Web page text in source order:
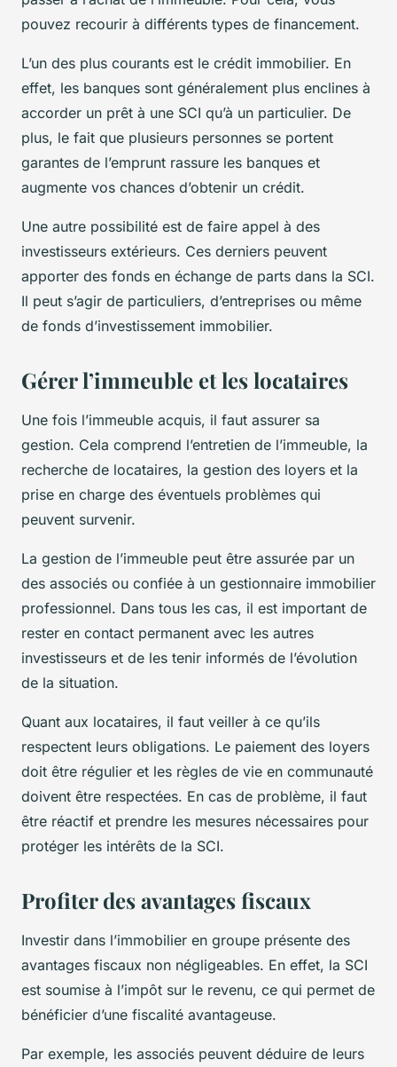
pouvez recourir à différents types de financement.
L’un des plus courants est le crédit immobilier. En
effet, les banques sont généralement plus enclines à
accorder un prêt à une SCI qu’à un particulier. De
plus, le fait que plusieurs personnes se portent
garantes de l’emprunt rassure les banques et
augmente vos chances d’obtenir un crédit.
Une autre possibilité est de faire appel à des
investisseurs extérieurs. Ces derniers peuvent
apporter des fonds en échange de parts dans la SCI.
Il peut s’agir de particuliers, d’entreprises ou même
de fonds d’investissement immobilier.
Gérer l’immeuble et les locataires
Une fois l’immeuble acquis, il faut assurer sa
gestion. Cela comprend l’entretien de l’immeuble, la
recherche de locataires, la gestion des loyers et la
prise en charge des éventuels problèmes qui
peuvent survenir.
La gestion de l’immeuble peut être assurée par un
des associés ou confiée à un gestionnaire immobilier
professionnel. Dans tous les cas, il est important de
rester en contact permanent avec les autres
investisseurs et de les tenir informés de l’évolution
de la situation.
Quant aux locataires, il faut veiller à ce qu’ils
respectent leurs obligations. Le paiement des loyers
doit être régulier et les règles de vie en communauté
doivent être respectées. En cas de problème, il faut
être réactif et prendre les mesures nécessaires pour
protéger les intérêts de la SCI.
Profiter des avantages fiscaux
Investir dans l’immobilier en groupe présente des
avantages fiscaux non négligeables. En effet, la SCI
est soumise à l’impôt sur le revenu, ce qui permet de
bénéficier d’une fiscalité avantageuse.
Par exemple, les associés peuvent déduire de leurs